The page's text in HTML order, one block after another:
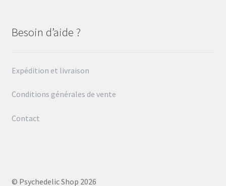
Besoin d’aide ?
Expédition et livraison
Conditions générales de vente
Contact
© Psychedelic Shop 2026